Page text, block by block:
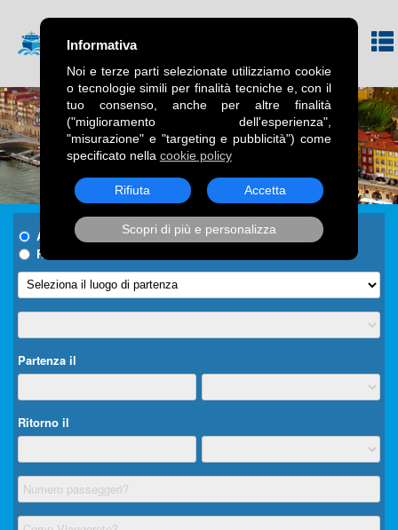
Informativa
Noi e terze parti selezionate utilizziamo cookie
o tecnologie simili per finalità tecniche e, con il
tuo consenso, anche per altre finalità
("miglioramento dell'esperienza",
"misurazione" e "targeting e pubblicità") come
specificato nella cookie policy
Rifiuta Accetta
Scopri di più e personalizza